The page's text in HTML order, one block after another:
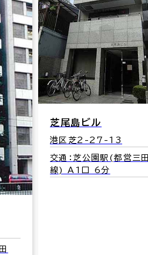
芝尾島ビル
港区芝2-27-13
交通：芝公園駅(都営三田
線) A1口 6分